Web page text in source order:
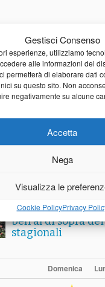
Gestisci Consenso
esperienze, utilizziamo
alle informazioni del
permetterà di elaborare dati
su questo sito. Non
negativamente su alcune
Accetta
Nega
Visualizza le
Cookie PolicyPrivacy
Vedi tutti i servizi
settimana.
ben al di sopra
stagionali
Domenica